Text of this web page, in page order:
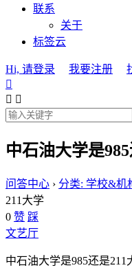
联系
关于
标签云
Hi, 请登录 我要注册

 
中石油大学是
问答中心 › 分类: 学校&机
211大学
0 赞 踩
文艺厅
中石油大学是985还是211